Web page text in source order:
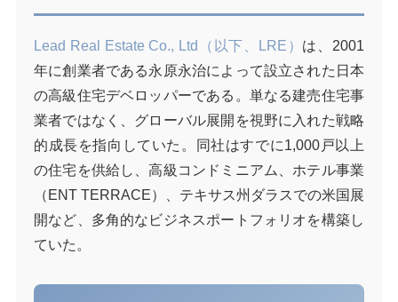
Lead Real Estate Co., Ltd（以下、LRE） は、2001
年に創業者である永原永治によって設立された日本
の高級住宅デベロッパーである。単なる建売住宅事
業者ではなく、グローバル展開を視野に入れた戦略
的成長を指向していた。同社はすでに1,000戸以上
の住宅を供給し、高級コンドミニアム、ホテル事業
（ENT TERRACE）、テキサス州ダラスでの米国展
開など、多角的なビジネスポートフォリオを構築し
ていた。